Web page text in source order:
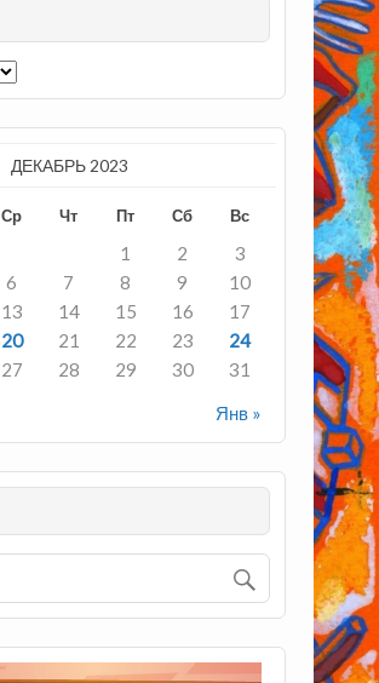
ДЕКАБРЬ 2023
Ср Чт Пт Сб Вс
Янв »
1 2
3
6 7 8 9
10
13 14 15 16
17
20 21 22 23
24
27 28 29 30 31